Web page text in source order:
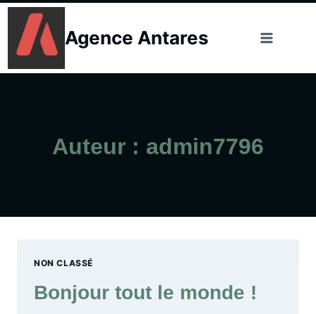
Skip
content
Agence Antares
Auteur : admin7796
NON CLASSÉ
Bonjour tout le monde !